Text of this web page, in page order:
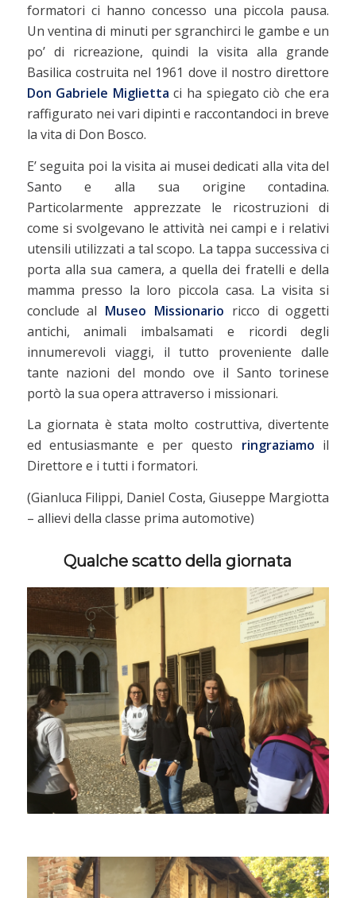
formatori ci hanno concesso una piccola pausa.
Un ventina di minuti per sgranchirci le gambe e un
po’ di ricreazione, quindi la visita alla grande
Basilica costruita nel 1961 dove il nostro direttore
Don Gabriele Miglietta ci ha spiegato ciò che era
raffigurato nei vari dipinti e raccontandoci in breve
la vita di Don Bosco.
E’ seguita poi la visita ai musei dedicati alla vita del
Santo e alla sua origine contadina.
Particolarmente apprezzate le ricostruzioni di
come si svolgevano le attività nei campi e i relativi
utensili utilizzati a tal scopo. La tappa successiva ci
porta alla sua camera, a quella dei fratelli e della
mamma presso la loro piccola casa. La visita si
conclude al Museo Missionario ricco di oggetti
antichi, animali imbalsamati e ricordi degli
innumerevoli viaggi, il tutto proveniente dalle
tante nazioni del mondo ove il Santo torinese
portò la sua opera attraverso i missionari.
La giornata è stata molto costruttiva, divertente
ed entusiasmante e per questo ringraziamo il
Direttore e i tutti i formatori.
(Gianluca Filippi, Daniel Costa, Giuseppe Margiotta
– allievi della classe prima automotive)
Qualche scatto della giornata